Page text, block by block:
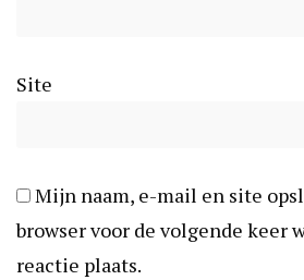
Site
Mijn naam, e-mail en site
browser voor de volgende keer
reactie plaats.